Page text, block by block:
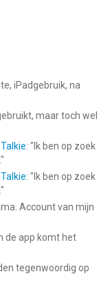
iPadgebruik, na
maar toch wel
: " Ik ben op zoek
"
: " Ik ben op zoek
"
Account van mijn
de app komt het
tegenwoordig op